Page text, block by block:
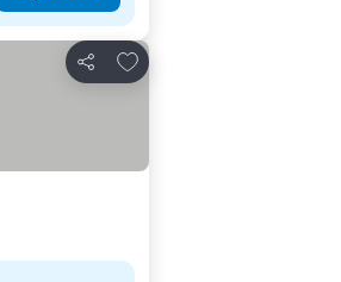
Dela
Lägg till i Mina Favoriter